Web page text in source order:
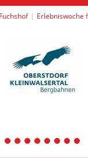
Erlebniswoche
1 2 3 4 5 6 7 8